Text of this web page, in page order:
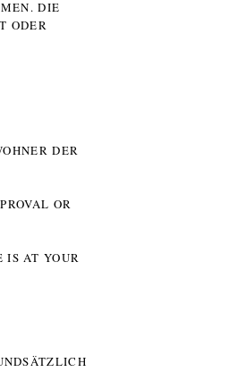
DIE
ODER
DER P
OR
IS AT YOUR